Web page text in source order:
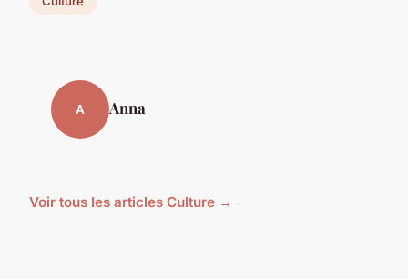
A Anna
Voir tous les articles Culture →